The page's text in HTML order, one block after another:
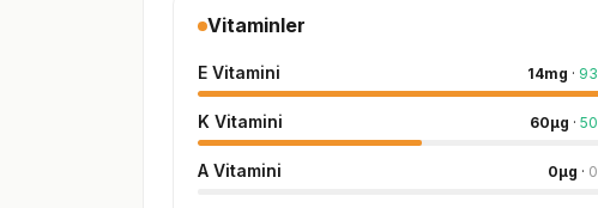
Vitaminler
E Vitamini 14mg · 93
K Vitamini 60µg · 50
A Vitamini 0µg · 0